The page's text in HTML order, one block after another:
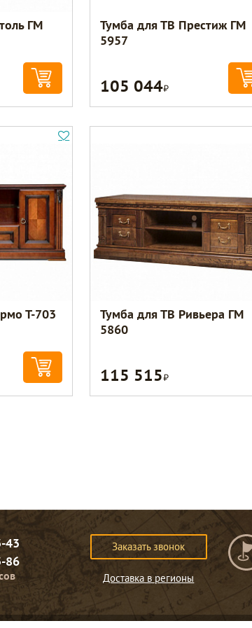
ГМ
Тумба для ТВ Престиж ГМ
5957
105 044Р
Т-703
Тумба для ТВ Ривьера ГМ
5860
115 515Р
43
86
Заказать звонок
Доставка в регионы